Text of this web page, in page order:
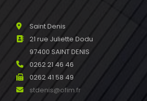
Saint Denis
21 rue Juliette Dodu
97400 SAINT DENIS
0262 21 46 46
0262 41 58 49
stdenis@ofim.fr